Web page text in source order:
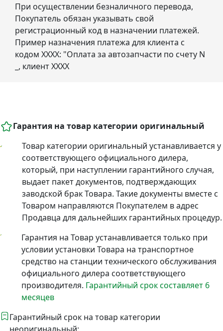
При осуществлении безналичного перевода,
Покупатель обязан указывать свой
регистрационный код в назначении платежей.
Пример назначения платежа для клиента с
кодом ХХХХ: "Оплата за автозапчасти по счету N
_, клиент ХХХХ
Гарантия на товар категории оригинальный
Товар категории оригинальный устанавливается у
соответствующего официального дилера,
который, при наступлении гарантийного случая,
выдает пакет документов, подтверждающих
заводской брак Товара. Такие документы вместе с
Товаром направляются Покупателем в адрес
Продавца для дальнейших гарантийных процедур.
Гарантия на Товар устанавливается только при
условии установки Товара на транспортное
средство на станции технического обслуживания
официального дилера соответствующего
производителя. Гарантийный срок составляет 6
месяцев
Гарантийный срок на товар категории
неоригинальный: